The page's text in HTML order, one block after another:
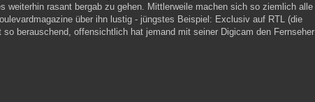
weiterhin rasant bergab zu gehen. Mittlerweile machen sich so ziemlich alle
über ihn lustig - jüngstes Beispiel: Exclusiv auf RTL (die
berauschend, offensichtlich hat jemand mit seiner Digicam den Fernseher